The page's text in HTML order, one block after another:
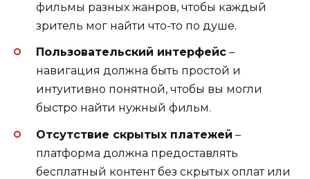
фильмы разных жанров, чтобы каждый
зритель мог найти что-то по душе.
Пользовательский интерфейс –
навигация должна быть простой и
интуитивно понятной, чтобы вы могли
быстро найти нужный фильм.
Отсутствие скрытых платежей –
платформа должна предоставлять
бесплатный контент без скрытых оплат или